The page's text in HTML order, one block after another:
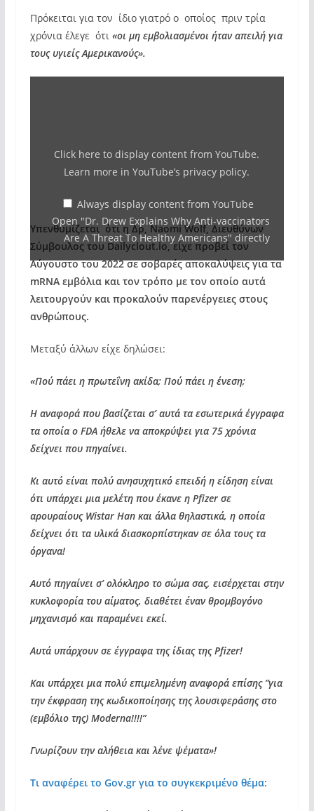
Πρόκειται για τον ίδιο γιατρό ο οποίος πριν τρία
χρόνια έλεγε ότι «οι μη εμβολιασμένοι ήταν απειλή για
τους υγιείς Αμερικανούς».
Why
vaccinators
Are
A
Threat
To
Healthy
Click here to display content from YouTube.
Learn more inYouTube’s privacy policy.
Always display content from YouTube
Open "Dr. Drew Explains Why Anti-vaccinators
Are A Threat To Healthy Americans" directly
Υπενθυμίζεται ότι η Δρ, Naomi Wolf, Διευθύνων
Σύμβουλος του Dailyclout.io, είχε προβεί τον
Αύγουστο του 2022 σε σοβαρές αποκαλύψεις για τα
mRNA εμβόλια και τον τρόπο με τον οποίο αυτά
λειτουργούν και προκαλούν παρενέργειες στους
ανθρώπους.
Μεταξύ άλλων είχε δηλώσει:
«Πού πάει η πρωτεΐνη ακίδα; Πού πάει η ένεση;
Η αναφορά που βασίζεται σ’ αυτά τα εσωτερικά έγγραφα
τα οποία ο FDA ήθελε να αποκρύψει για 75 χρόνια
δείχνει που πηγαίνει.
Κι αυτό είναι πολύ ανησυχητικό επειδή η είδηση είναι
ότι υπάρχει μια μελέτη που έκανε η Pfizer σε
αρουραίους Wistar Han και άλλα θηλαστικά, η οποία
δείχνει ότι τα υλικά διασκορπίστηκαν σε όλα τους τα
όργανα!
Αυτό πηγαίνει σ’ ολόκληρο το σώμα σας, εισέρχεται στην
κυκλοφορία του αίματος, διαθέτει έναν θρομβογόνο
μηχανισμό και παραμένει εκεί.
Αυτά υπάρχουν σε έγγραφα της ίδιας της Pfizer!
Και υπάρχει μια πολύ επιμελημένη αναφορά επίσης ”για
την έκφραση της κωδικοποίησης της λουσιφεράσης στο
(εμβόλιο της) Moderna!!!!”
Γνωρίζουν την αλήθεια και λένε ψέματα»!
Τι αναφέρει το Gov.gr για το συγκεκριμένο θέμα: